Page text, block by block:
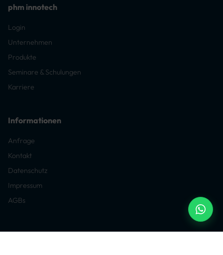
phm innotech
Login
Unternehmen
Produkte
Seminare & Schulungen
Karriere
Informationen
Anfrage
Kontakt
Datenschutz
Impressum
AGBs